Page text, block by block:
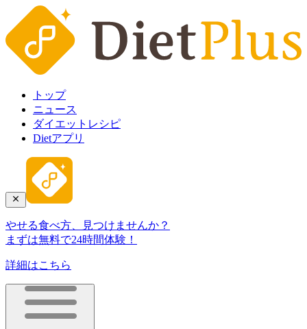
トップ
ニュース
ダイエットレシピ
Dietアプリ
やせる食べ方、見つけませんか？
まずは無料で24時間体験！
詳細はこちら